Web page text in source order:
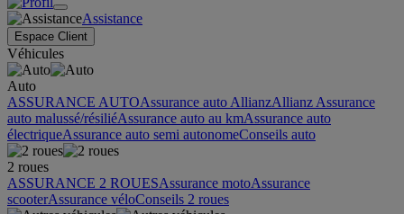
Assistance
Espace Client
Véhicules
Auto
ASSURANCE AUTOAssurance auto AllianzAllianz Assurance
auto malussé/résiliéAssurance auto au kmAssurance auto
électriqueAssurance auto semi autonomeConseils auto
2 roues
ASSURANCE 2 ROUESAssurance motoAssurance
scooterAssurance véloConseils 2 roues